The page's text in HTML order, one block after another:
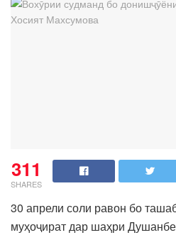
311
SHARES
30 апрели соли равон бо
муҳоҷират дар шаҳри